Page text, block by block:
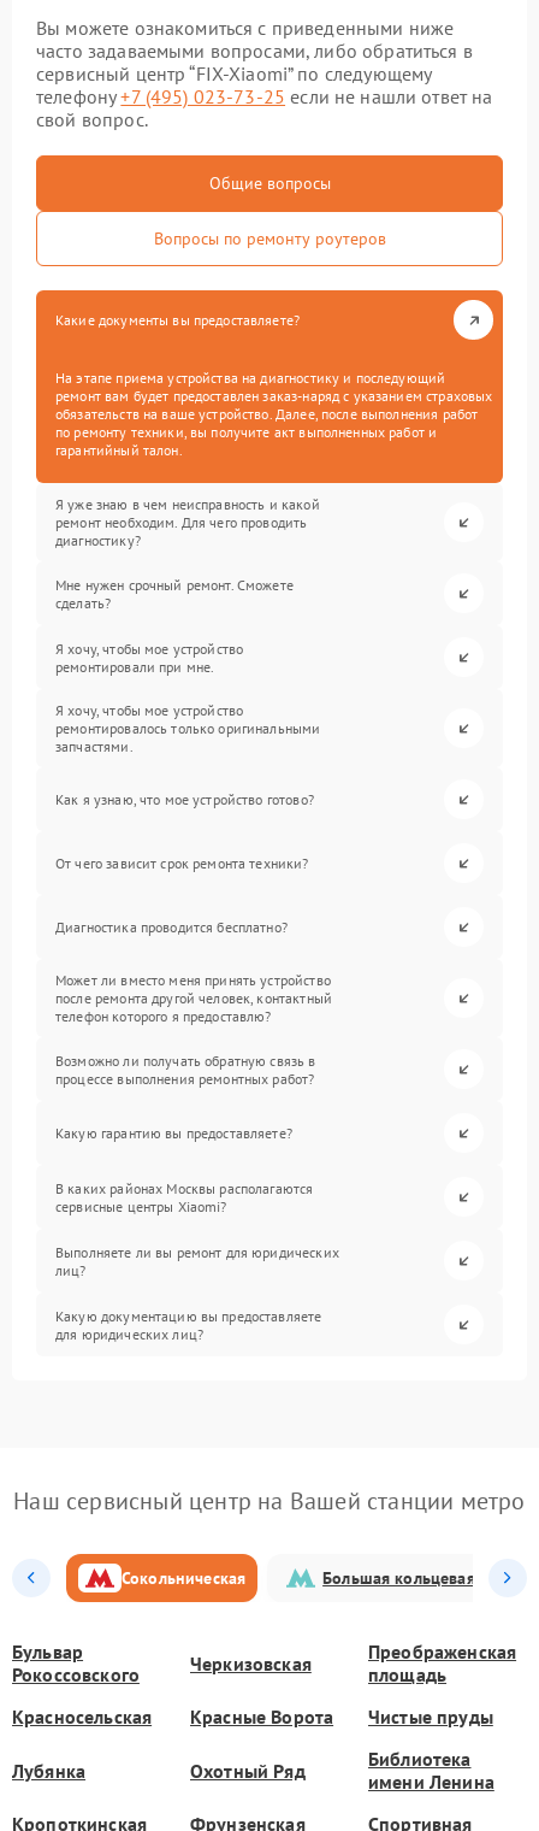
Вы можете ознакомиться с приведенными ниже
часто задаваемыми вопросами, либо обратиться в
сервисный центр “FIX-Xiaomi” по следующему
телефону+7 (495) 023-73-25 если не нашли ответ на
свой вопрос.
Общие вопросы
Вопросы по ремонту роутеров
Какие документы вы предоставляете?
На этапе приема устройства на диагностику и последующий
ремонт вам будет предоставлен заказ-наряд с указанием страховых
обязательств на ваше устройство. Далее, после выполнения работ
по ремонту техники, вы получите акт выполненных работ и
гарантийный талон.
Я уже знаю в чем неисправность и какой
ремонт необходим. Для чего проводить
диагностику?
Мне нужен срочный ремонт. Сможете
сделать?
Я хочу, чтобы мое устройство
ремонтировали при мне.
Я хочу, чтобы мое устройство
ремонтировалось только оригинальными
запчастями.
Как я узнаю, что мое устройство готово?
От чего зависит срок ремонта техники?
Диагностика проводится бесплатно?
Может ли вместо меня принять устройство
после ремонта другой человек, контактный
телефон которого я предоставлю?
Возможно ли получать обратную связь в
процессе выполнения ремонтных работ?
Какую гарантию вы предоставляете?
В каких районах Москвы располагаются
сервисные центры Xiaomi?
Выполняете ли вы ремонт для юридических
лиц?
Какую документацию вы предоставляете
для юридических лиц?
Наш сервисный центр на Вашей станции метро
Сокольническая Большая кольцевая
Бульвар
Рокоссовского
Черкизовская
Преображенская
площадь
Красносельская
Красные Ворота Чистые пруды
Лубянка Охотный Ряд
Библиотека
имени Ленина
Кропоткинская
Фрунзенская Спортивная